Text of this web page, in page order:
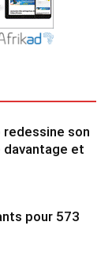
redessine son
et
pour 573